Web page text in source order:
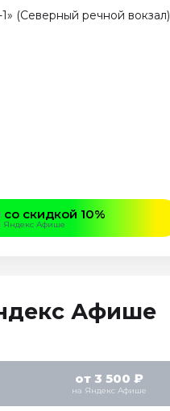
(Северный речной вокзал)
скидкой 10%
Яндекс Афише
Афише
от 3 500 ₽
на Яндекс Афише